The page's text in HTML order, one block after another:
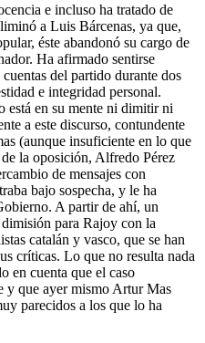
e incluso ha tratado de
a Luis Bárcenas, ya que,
éste abandonó su cargo de
Ha afirmado sentirse
del partido durante dos
e integridad personal.
está en su mente ni dimitir ni
a este discurso, contundente
(aunque insuficiente en lo que
la oposición, Alfredo Pérez
de mensajes con
bajo sospecha, y le ha
A partir de ahí, un
para Rajoy con la
catalán y vasco, que se han
críticas. Lo que no resulta nada
en cuenta que el caso
y que ayer mismo Artur Mas
parecidos a los que lo ha